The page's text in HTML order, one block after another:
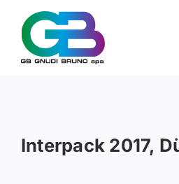
content
Prodotti
Interpack 2017,